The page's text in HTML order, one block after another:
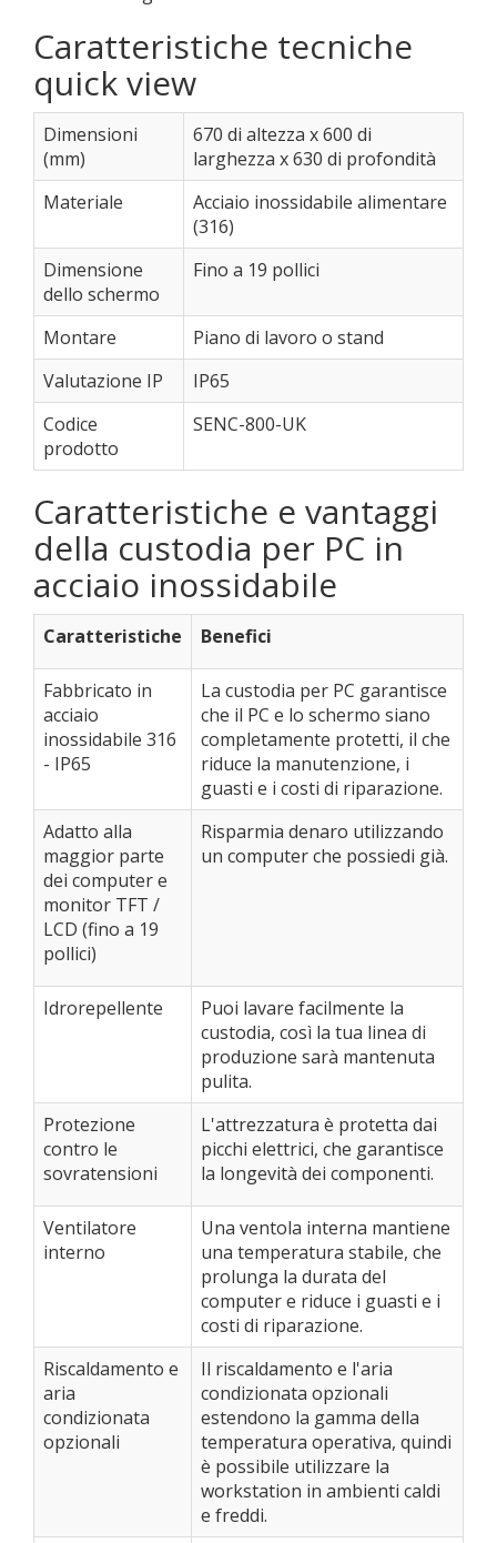
Caratteristiche tecniche
quick view
Dimensioni
(mm)
670 di altezza x 600 di
larghezza x 630 di profondità
Materiale
Acciaio inossidabile alimentare
(316)
Dimensione
dello schermo
Fino a 19 pollici
Montare
Piano di lavoro o stand
Valutazione IP
IP65
Codice
prodotto
SENC-800-UK
Caratteristiche e vantaggi
della custodia per PC in
acciaio inossidabile
Caratteristiche Benefici
Fabbricato in
acciaio
inossidabile 316
- IP65
La custodia per PC garantisce
che il PC e lo schermo siano
completamente protetti, il che
riduce la manutenzione, i
guasti e i costi di riparazione.
Adatto alla
maggior parte
dei computer e
monitor TFT /
LCD (fino a 19
pollici)
Risparmia denaro utilizzando
un computer che possiedi già.
Idrorepellente
Puoi lavare facilmente la
custodia, così la tua linea di
produzione sarà mantenuta
pulita.
Protezione
contro le
sovratensioni
L'attrezzatura è protetta dai
picchi elettrici, che garantisce
la longevità dei componenti.
Ventilatore
interno
Una ventola interna mantiene
una temperatura stabile, che
prolunga la durata del
computer e riduce i guasti e i
costi di riparazione.
Riscaldamento e
aria
condizionata
opzionali
Il riscaldamento e l'aria
condizionata opzionali
estendono la gamma della
temperatura operativa, quindi
è possibile utilizzare la
workstation in ambienti caldi
e freddi.